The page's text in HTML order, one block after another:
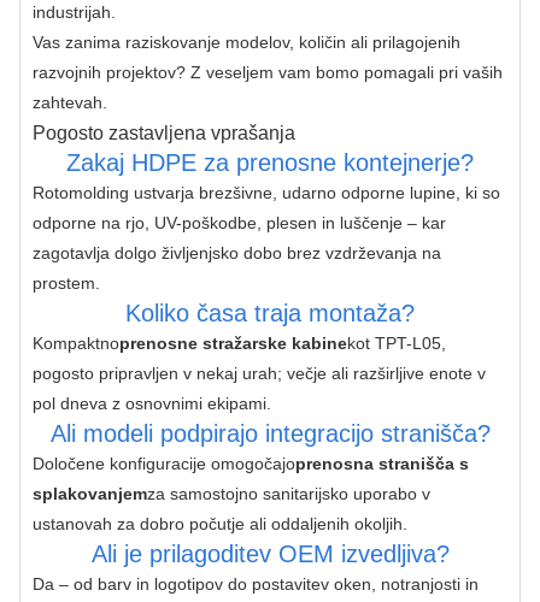
industrijah.
Vas zanima raziskovanje modelov, količin ali prilagojenih
razvojnih projektov? Z veseljem vam bomo pomagali pri vaših
zahtevah.
Pogosto zastavljena vprašanja
Zakaj HDPE za prenosne kontejnerje?
Rotomolding ustvarja brezšivne, udarno odporne lupine, ki so
odporne na rjo, UV-poškodbe, plesen in luščenje – kar
zagotavlja dolgo življenjsko dobo brez vzdrževanja na
prostem.
Koliko časa traja montaža?
Kompaktnoprenosne stražarske kabinekot TPT-L05,
pogosto pripravljen v nekaj urah; večje ali razširljive enote v
pol dneva z osnovnimi ekipami.
Ali modeli podpirajo integracijo stranišča?
Določene konfiguracije omogočajoprenosna stranišča s
splakovanjemza samostojno sanitarijsko uporabo v
ustanovah za dobro počutje ali oddaljenih okoljih.
Ali je prilagoditev OEM izvedljiva?
Da – od barv in logotipov do postavitev oken, notranjosti in